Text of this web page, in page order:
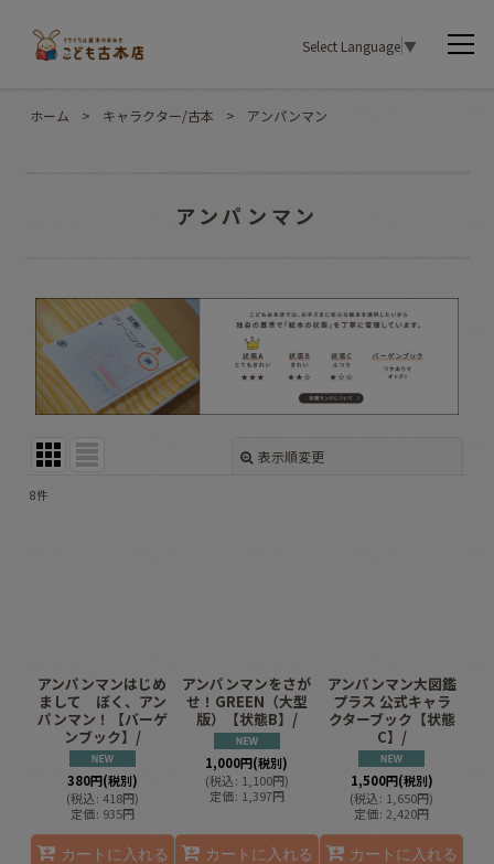
Select Language▼
ホーム > キャラクター/古本 > アンパンマン
アンパンマン
表示順変更
8件
アンパンマンはじめ
まして ぼく、アン
パンマン！【バーゲ
ンブック】/
380円(税別)
(税込: 418円)
定価: 935円
カートに入れる
アンパンマンをさが
せ！GREEN（大型
版）【状態B】/
1,000円(税別)
(税込: 1,100円)
定価: 1,397円
カートに入れる
アンパンマン大図鑑
プラス 公式キャラ
クターブック【状態
C】/
1,500円(税別)
(税込: 1,650円)
定価: 2,420円
カートに入れる